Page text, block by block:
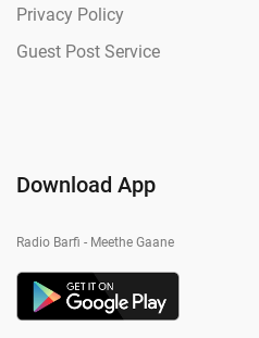
Privacy Policy
Guest Post Service
Download App
Radio Barfi - Meethe Gaane